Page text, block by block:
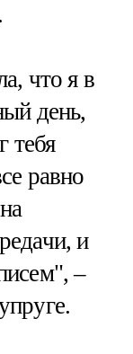
что я в
день,
тебя
равно
и
–